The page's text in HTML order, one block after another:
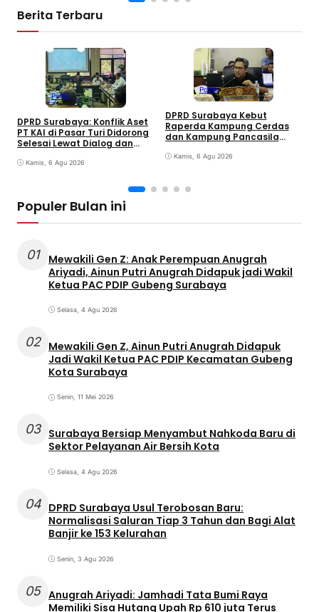
Berita Terbaru
Politik
DPRD Surabaya: Konflik Aset
PT KAI di Pasar Turi Didorong
Selesai Lewat Dialog dan
Kamis, 6 Agu 2026
Politik
DPRD Surabaya Kebut
Raperda Kampung Cerdas
dan Kampung Pancasila
Kamis, 6 Agu 2026
Populer Bulan ini
01
Mewakili Gen Z: Anak Perempuan Anugrah
Ariyadi, Ainun Putri Anugrah Didapuk jadi Wakil
Ketua PAC PDIP Gubeng Surabaya
Selasa, 4 Agu 2026
02 Mewakili Gen Z, Ainun Putri Anugrah Didapuk
Jadi Wakil Ketua PAC PDIP Kecamatan Gubeng
Kota Surabaya
Senin, 11 Mei 2026
03 Surabaya Bersiap Menyambut Nahkoda Baru di
Sektor Pelayanan Air Bersih Kota
Selasa, 4 Agu 2026
04 DPRD Surabaya Usul Terobosan Baru:
Normalisasi Saluran Tiap 3 Tahun dan Bagi Alat
Banjir ke 153 Kelurahan
Senin, 3 Agu 2026
05 Anugrah Ariyadi: Jamhadi Tata Bumi Raya
Memiliki Sisa Hutang Upah Rp 610 juta Terus